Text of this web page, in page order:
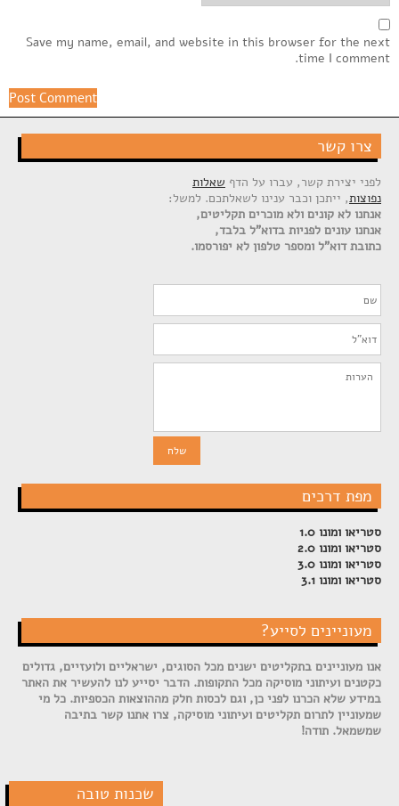
Save my name, email, and website in this browser for the next
time I comment.
צרו קשר
לפני יצירת קשר, עברו על הדף שאלות
נפוצות, ייתכן וכבר ענינו לשאלתכם. למשל:
אנחנו לא קונים ולא מוכרים תקליטים,
אנחנו עונים לפניות בדוא"ל בלבד,
כתובת דוא"ל ומספר טלפון לא יפורסמו.
מפת דרכים
סטריאו ומונו 1.0
סטריאו ומונו 2.0
סטריאו ומונו 3.0
סטריאו ומונו 3.1
מעוניינים לסייע?
אנו מעוניינים בתקליטים ישנים מכל הסוגים, ישראליים ולועזיים, גדולים
כקטנים ועיתוני מוסיקה מכל התקופות. הדבר יסייע לנו להעשיר את האתר
במידע שלא הכרנו לפני כן, וגם לכסות חלק מההוצאות הכספיות. כל מי
שמעוניין לתרום תקליטים ועיתוני מוסיקה, צרו אתנו קשר בתיבה
שמשמאל. תודה!
שכנות טובה